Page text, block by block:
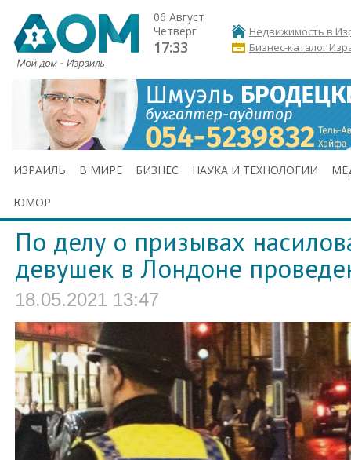
06 Август
Четверг
17:33
Недвижимость в
Бизнес-каталог
ИЗРАИЛЬ В МИРЕ БИЗНЕС НАУКА И ТЕХНОЛОГИИ
ЮМОР
По делу о призывах
девушек в Лондоне
18.05.2021 13:47